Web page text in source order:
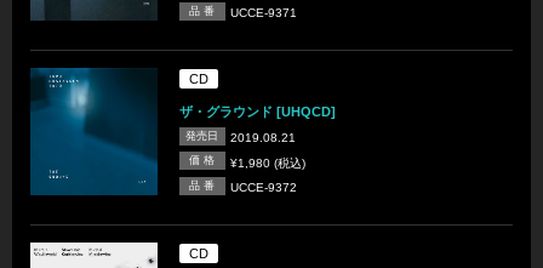
品 番 UCCE-9371
CD
ザ・グラウンド [UHQCD]
発売日 2019.08.21
価 格 ¥1,980 (税込)
品 番 UCCE-9372
CD